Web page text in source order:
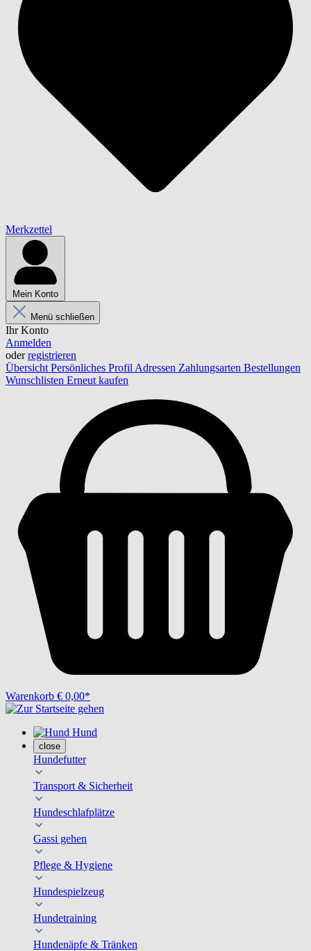
Merkzettel
Mein Konto
Menü schließen
Ihr Konto
Anmelden
oderregistrieren
Übersicht Persönliches Profil Adressen Zahlungsarten Bestellungen
Wunschlisten Erneut kaufen
Warenkorb € 0,00*
Hund
close
Hundefutter
Transport & Sicherheit
Hundeschlafplätze
Gassi gehen
Pflege & Hygiene
Hundespielzeug
Hundetraining
Hundenäpfe & Tränken